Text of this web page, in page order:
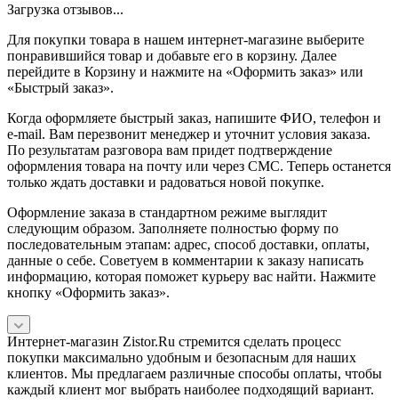
Загрузка отзывов...
Для покупки товара в нашем интернет-магазине выберите
понравившийся товар и добавьте его в корзину. Далее
перейдите в Корзину и нажмите на «Оформить заказ» или
«Быстрый заказ».
Когда оформляете быстрый заказ, напишите ФИО, телефон и
e-mail. Вам перезвонит менеджер и уточнит условия заказа.
По результатам разговора вам придет подтверждение
оформления товара на почту или через СМС. Теперь останется
только ждать доставки и радоваться новой покупке.
Оформление заказа в стандартном режиме выглядит
следующим образом. Заполняете полностью форму по
последовательным этапам: адрес, способ доставки, оплаты,
данные о себе. Советуем в комментарии к заказу написать
информацию, которая поможет курьеру вас найти. Нажмите
кнопку «Оформить заказ».
Интернет-магазин Zistor.Ru стремится сделать процесс
покупки максимально удобным и безопасным для наших
клиентов. Мы предлагаем различные способы оплаты, чтобы
каждый клиент мог выбрать наиболее подходящий вариант.